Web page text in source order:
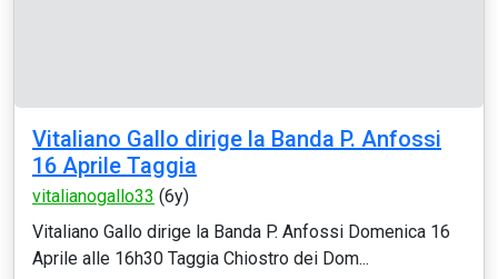
Vitaliano Gallo dirige la Banda P. Anfossi
16 Aprile Taggia
vitalianogallo33 (6y)
Vitaliano Gallo dirige la Banda P. Anfossi Domenica 16
Aprile alle 16h30 Taggia Chiostro dei Dom...